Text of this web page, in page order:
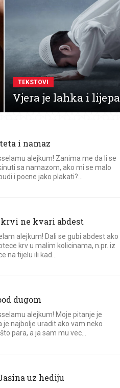
TEKSTOVI
Vjera je lahka i lijepa
i namaz
alejkum! Zanima me da li se
sa namazom, ako mi se malo
i pocne jako plakati?...
ne kvari abdest
alejkum! Dali se gubi abdest ako
krv u malim kolicinama, n.pr. iz
na tijelu ili kad...
dugom
alejkum! Moje pitanje je
je najbolje uradit ako vam neko
para, a ja sam mu vec...
uz hediju